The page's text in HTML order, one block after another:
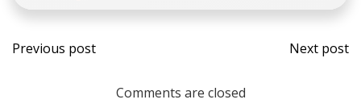
Previous post Next post
Comments are closed